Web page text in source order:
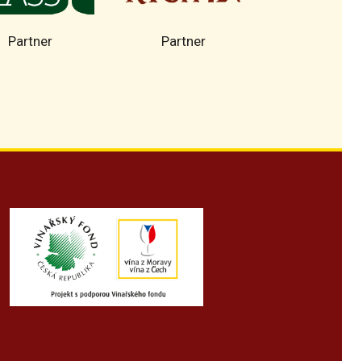
Partner Partner